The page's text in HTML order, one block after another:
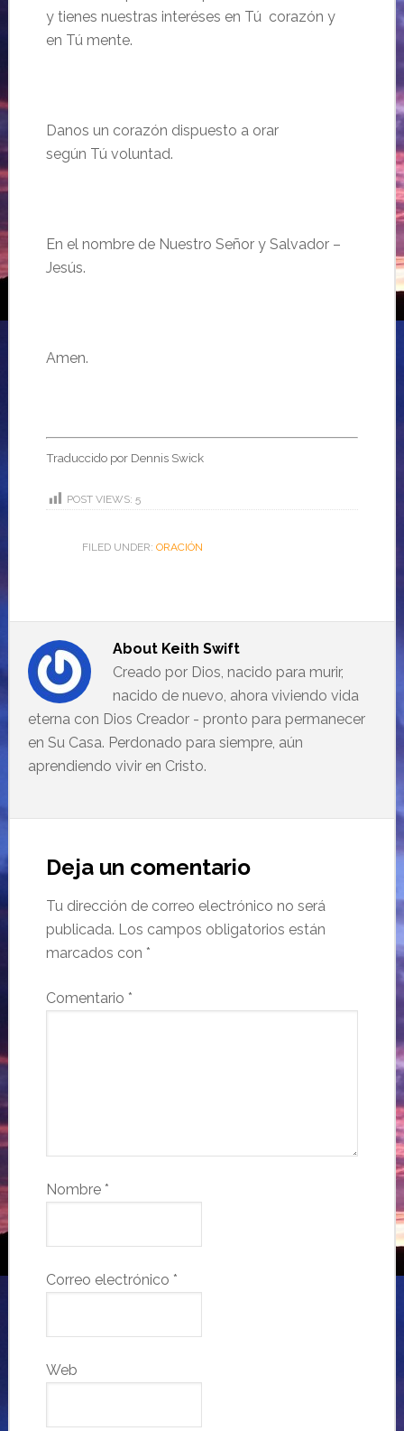
y tienes nuestras interéses en Tú corazón y
en Tú mente.
Danos un corazón dispuesto a orar
según Tú voluntad.
En el nombre de Nuestro Señor y Salvador –
Jesús.
Amen.
Traduccido por Dennis Swick
POST VIEWS: 5
FILED UNDER: ORACIÓN
About Keith Swift
Creado por Dios, nacido para murir,
nacido de nuevo, ahora viviendo vida
eterna con Dios Creador - pronto para permanecer
en Su Casa. Perdonado para siempre, aún
aprendiendo vivir en Cristo.
Deja un comentario
Tu dirección de correo electrónico no será
publicada. Los campos obligatorios están
marcados con *
Comentario *
Nombre *
Correo electrónico *
Web